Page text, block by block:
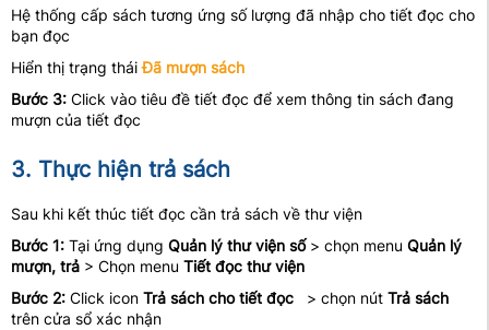
Hệ thống cấp sách tương ứng số lượng đã nhập cho tiết đọc cho
bạn đọc
Hiển thị trạng tháiĐã mượn sách
Bước 3: Click vào tiêu đề tiết đọc để xem thông tin sách đang
mượn của tiết đọc
3. Thực hiện trả sách
Sau khi kết thúc tiết đọc cần trả sách về thư viện
Bước 1: Tại ứng dụng Quản lý thư viện số> chọn menu Quản lý
mượn, trả > Chọn menu Tiết đọc thư viện
Bước 2: Click icon Trả sách cho tiết đọc > chọn nút Trả sách
trên cửa sổ xác nhận